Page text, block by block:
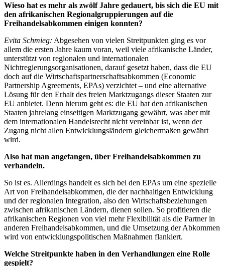
Wieso hat es mehr als zwölf Jahre gedauert, bis sich die EU mit
den afrikanischen Regionalgruppierungen auf die
Freihandelsabkommen einigen konnten?
Evita Schmieg: Abgesehen von vielen Streitpunkten ging es vor
allem die ersten Jahre kaum voran, weil viele afrikanische Länder,
unterstützt von regionalen und internationalen
Nichtregierungsorganisationen, darauf gesetzt haben, dass die EU
doch auf die Wirtschaftspartnerschaftsabkommen (Economic
Partnership Agreements, EPAs) verzichtet – und eine alternative
Lösung für den Erhalt des freien Marktzugangs dieser Staaten zur
EU anbietet. Denn hierum geht es: die EU hat den afrikanischen
Staaten jahrelang einseitigen Marktzugang gewährt, was aber mit
dem internationalen Handelsrecht nicht vereinbar ist, wenn der
Zugang nicht allen Entwicklungsländern gleichermaßen gewährt
wird.
Also hat man angefangen, über Freihandelsabkommen zu
verhandeln.
So ist es. Allerdings handelt es sich bei den EPAs um eine spezielle
Art von Freihandelsabkommen, die der nachhaltigen Entwicklung
und der regionalen Integration, also den Wirtschaftsbeziehungen
zwischen afrikanischen Ländern, dienen sollen. So profitieren die
afrikanischen Regionen von viel mehr Flexibilität als die Partner in
anderen Freihandelsabkommen, und die Umsetzung der Abkommen
wird von entwicklungspolitischen Maßnahmen flankiert.
Welche Streitpunkte haben in den Verhandlungen eine Rolle
gespielt?